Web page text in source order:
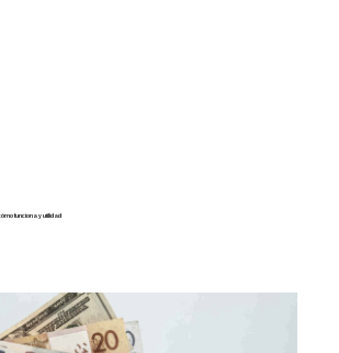
funciona y utilidad